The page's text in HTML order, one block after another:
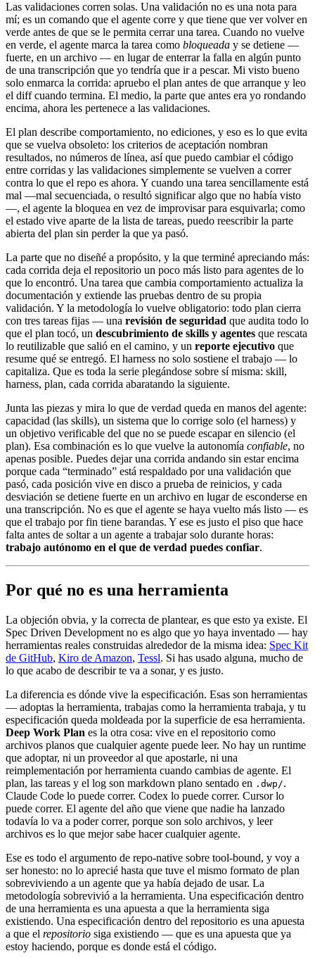
Las validaciones corren solas. Una validación no es una nota para
mí; es un comando que el agente corre y que tiene que ver volver en
verde antes de que se le permita cerrar una tarea. Cuando no vuelve
en verde, el agente marca la tarea como bloqueada y se detiene —
fuerte, en un archivo — en lugar de enterrar la falla en algún punto
de una transcripción que yo tendría que ir a pescar. Mi visto bueno
solo enmarca la corrida: apruebo el plan antes de que arranque y leo
el diff cuando termina. El medio, la parte que antes era yo rondando
encima, ahora les pertenece a las validaciones.
El plan describe comportamiento, no ediciones, y eso es lo que evita
que se vuelva obsoleto: los criterios de aceptación nombran
resultados, no números de línea, así que puedo cambiar el código
entre corridas y las validaciones simplemente se vuelven a correr
contra lo que el repo es ahora. Y cuando una tarea sencillamente está
mal —mal secuenciada, o resultó significar algo que no había visto
—, el agente la bloquea en vez de improvisar para esquivarla; como
el estado vive aparte de la lista de tareas, puedo reescribir la parte
abierta del plan sin perder la que ya pasó.
La parte que no diseñé a propósito, y la que terminé apreciando más:
cada corrida deja el repositorio un poco más listo para agentes de lo
que lo encontró. Una tarea que cambia comportamiento actualiza la
documentación y extiende las pruebas dentro de su propia
validación. Y la metodología lo vuelve obligatorio: todo plan cierra
con tres tareas fijas — una revisión de seguridad que audita todo lo
que el plan tocó, un descubrimiento de skills y agentes que rescata
lo reutilizable que salió en el camino, y un reporte ejecutivo que
resume qué se entregó. El harness no solo sostiene el trabajo — lo
capitaliza. Que es toda la serie plegándose sobre sí misma: skill,
harness, plan, cada corrida abaratando la siguiente.
Junta las piezas y mira lo que de verdad queda en manos del agente:
capacidad (las skills), un sistema que lo corrige solo (el harness) y
un objetivo verificable del que no se puede escapar en silencio (el
plan). Esa combinación es lo que vuelve la autonomía confiable, no
apenas posible. Puedes dejar una corrida andando sin estar encima
porque cada “terminado” está respaldado por una validación que
pasó, cada posición vive en disco a prueba de reinicios, y cada
desviación se detiene fuerte en un archivo en lugar de esconderse en
una transcripción. No es que el agente se haya vuelto más listo — es
que el trabajo por fin tiene barandas. Y ese es justo el piso que hace
falta antes de soltar a un agente a trabajar solo durante horas:
trabajo autónomo en el que de verdad puedes confiar.
Por qué no es una herramienta
La objeción obvia, y la correcta de plantear, es que esto ya existe. El
Spec Driven Development no es algo que yo haya inventado — hay
herramientas reales construidas alrededor de la misma idea: Spec Kit
de GitHub, Kiro de Amazon, Tessl. Si has usado alguna, mucho de
lo que acabo de describir te va a sonar, y es justo.
La diferencia es dónde vive la especificación. Esas son herramientas
— adoptas la herramienta, trabajas como la herramienta trabaja, y tu
especificación queda moldeada por la superficie de esa herramienta.
Deep Work Plan es la otra cosa: vive en el repositorio como
archivos planos que cualquier agente puede leer. No hay un runtime
que adoptar, ni un proveedor al que apostarle, ni una
reimplementación por herramienta cuando cambias de agente. El
plan, las tareas y el log son markdown plano sentado en .dwp/.
Claude Code lo puede correr. Codex lo puede correr. Cursor lo
puede correr. El agente del año que viene que nadie ha lanzado
todavía lo va a poder correr, porque son solo archivos, y leer
archivos es lo que mejor sabe hacer cualquier agente.
Ese es todo el argumento de repo-native sobre tool-bound, y voy a
ser honesto: no lo aprecié hasta que tuve el mismo formato de plan
sobreviviendo a un agente que ya había dejado de usar. La
metodología sobrevivió a la herramienta. Una especificación dentro
de una herramienta es una apuesta a que la herramienta siga
existiendo. Una especificación dentro del repositorio es una apuesta
a que el repositorio siga existiendo — que es una apuesta que ya
estoy haciendo, porque es donde está el código.